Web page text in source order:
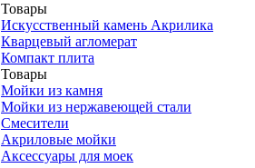
Товары
Искусственный камень Акрилика
Кварцевый агломерат
Компакт плита
Товары
Мойки из камня
Мойки из нержавеющей стали
Смесители
Акриловые мойки
Аксессуары для моек